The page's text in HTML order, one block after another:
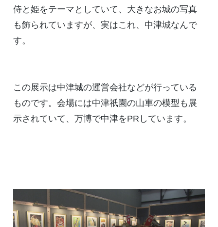
侍と姫をテーマとしていて、大きなお城の写真
も飾られていますが、実はこれ、中津城なんで
す。
この展示は中津城の運営会社などが行っている
ものです。会場には中津祇園の山車の模型も展
示されていて、万博で中津をPRしています。